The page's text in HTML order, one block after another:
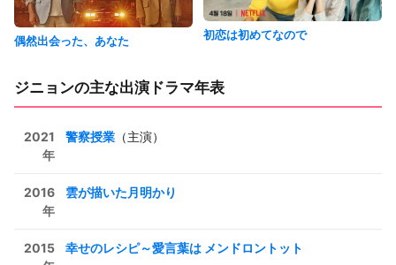
偶然出会った、あなた 初恋は初めてなので
ジニョンの主な出演ドラマ年表
2021
年
警察授業 （主演）
2016
年
雲が描いた月明かり
2015
幸せのレシピ～愛言葉は メンドロントット